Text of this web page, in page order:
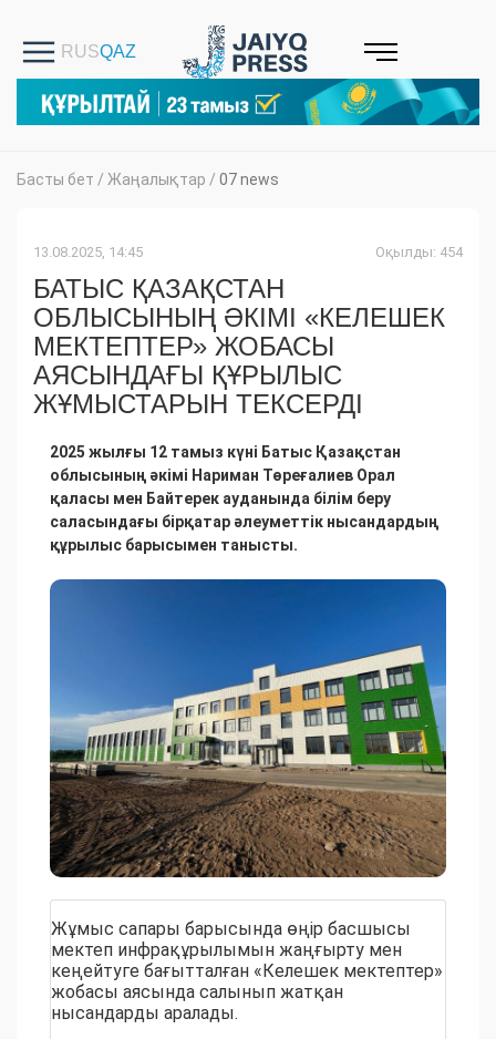
Басты бет / Жаңалықтар / 07 news
13.08.2025, 14:45 Оқылды: 454
БАТЫС ҚАЗАҚСТАН
ОБЛЫСЫНЫҢ ӘКІМІ «КЕЛЕШЕК
МЕКТЕПТЕР» ЖОБАСЫ
АЯСЫНДАҒЫ ҚҰРЫЛЫС
ЖҰМЫСТАРЫН ТЕКСЕРДІ
2025 жылғы 12 тамыз күні Батыс Қазақстан
облысының әкімі Нариман Төреғалиев Орал
қаласы мен Байтерек ауданында білім беру
саласындағы бірқатар әлеуметтік нысандардың
құрылыс барысымен танысты.
Жұмыс сапары барысында өңір басшысы
мектеп инфрақұрылымын жаңғырту мен
кеңейтуге бағытталған «Келешек мектептер»
жобасы аясында салынып жатқан
нысандарды аралады.